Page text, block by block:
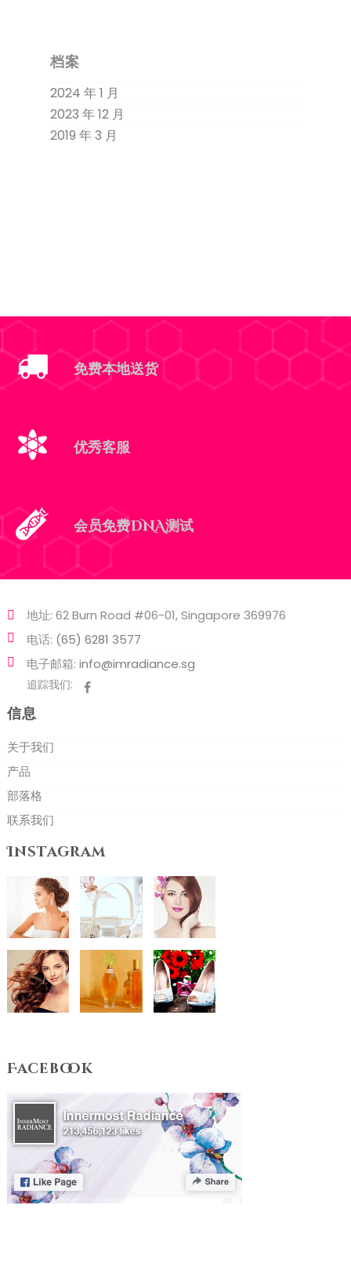
档案
2024 年 1 月
2023 年 12 月
2019 年 3 月
免费本地送货
优秀客服
会员免费DNA测试
地址: 62 Burn Road #06-01, Singapore 369976
电话: (65) 6281 3577
电子邮箱: info@imradiance.sg
追踪我们:
信息
关于我们
产品
部落格
联系我们
Instagram
Facebook